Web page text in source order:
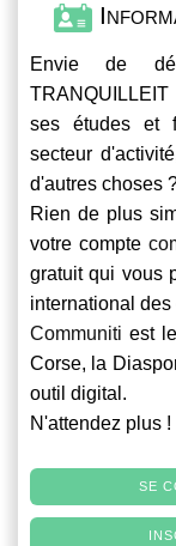
Envie de
ses études et
secteur
d'autres choses
Rien de plus
votre compte
gratuit qui vous
international
Communiti est
Corse, la
outil digital.
N'attendez plus
SE